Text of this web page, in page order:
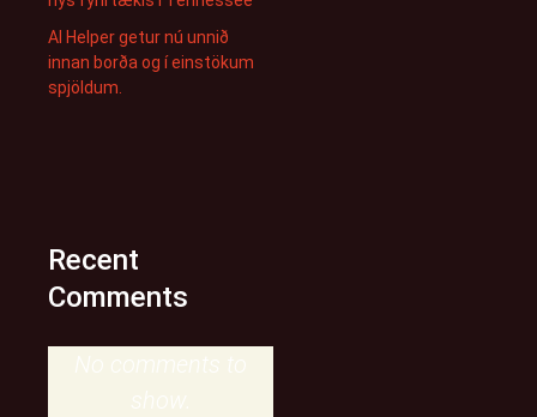
AI Helper getur nú unnið
innan borða og í einstökum
spjöldum.
Recent
Comments
No comments to
show.